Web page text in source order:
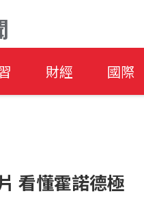
財經 國際
看懂霍諾德極